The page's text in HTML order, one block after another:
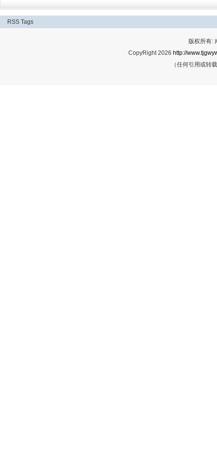
RSS Tags
版权所有:
CopyRight 2026 http://
（任何引用或转